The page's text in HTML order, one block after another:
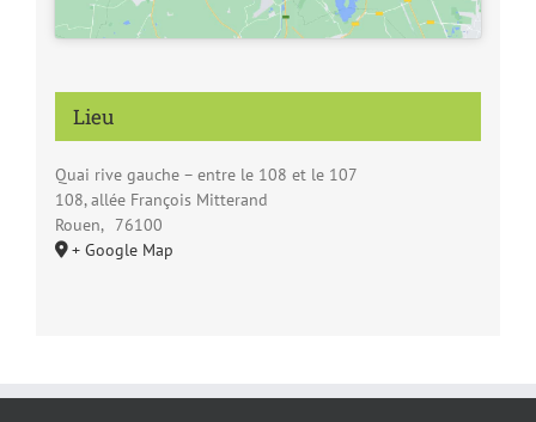
Lieu
Quai rive gauche – entre le 108 et le 107
108, allée François Mitterand
Rouen, 76100
+ Google Map